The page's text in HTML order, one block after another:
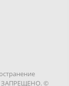
ЗАПРЕЩЕНО. ©